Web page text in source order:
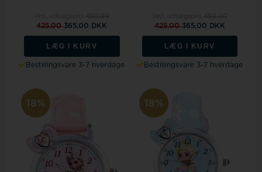
425,00365,00 DKK
LÆG I KURV
Bestillingsvare 3-7 hverdage
425,00365,00 DKK
LÆG I KURV
Bestillingsvare 3-7 hverdage
18% 18%